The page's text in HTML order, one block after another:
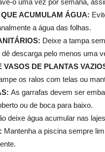
o uma vez por semana,
ACUMULAM ÁGUA:
a água das folhas.
Deixe a tampa
dê descarga pelo menos uma
VASOS DE PLANTAS
os ralos com telas ou
As garrafas devem ser
ou de boca para baixo.
deixe água acumular nas
Mantenha a piscina sempre